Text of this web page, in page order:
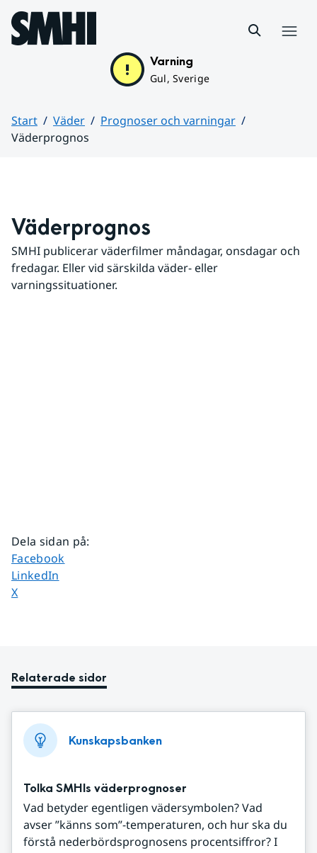
Hoppa till sidans innehåll
Varning
Gul, Sverige
Start Väder
Prognoser och varningar
Väderprognos
Väderprognos
SMHI publicerar väderfilmer måndagar, onsdagar och
fredagar. Eller vid särskilda väder- eller
varningssituationer.
Dela sidan på:
Dela sidan på
Facebook
Dela sidan på
LinkedIn
Dela sidan på
X
Relaterade sidor
Kunskapsbanken
Tolka SMHIs väderprognoser
Vad betyder egentligen vädersymbolen? Vad
avser ”känns som”-temperaturen, och hur ska du
förstå nederbördsprognosens procentsiffror? I